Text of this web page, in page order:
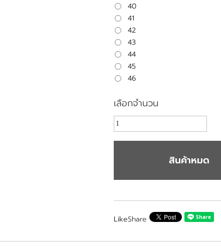
40
41
42
43
44
45
46
เลือกจำนวน
สินค้าหมด
LikeShare